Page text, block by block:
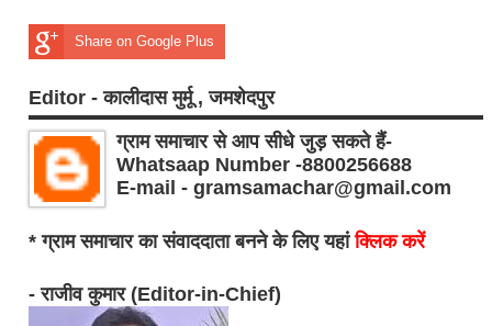
Share on Google Plus
Editor - कालीदास मुर्मू , जमशेदपुर
ग्राम समाचार से आप सीधे जुड़ सकते हैं-
Whatsaap Number -8800256688
E-mail - gramsamachar@gmail.com
* ग्राम समाचार का संवाददाता बनने के लिए यहांक्लिक करें
- राजीव कुमार (Editor-in-Chief)